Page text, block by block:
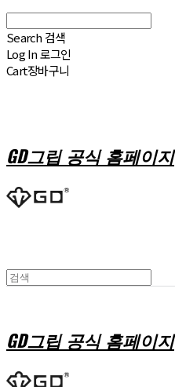
Search 검색
Log In로그인
Cart장바구니
GD그립 공식 홈페이지
GD그립 공식 홈페이지